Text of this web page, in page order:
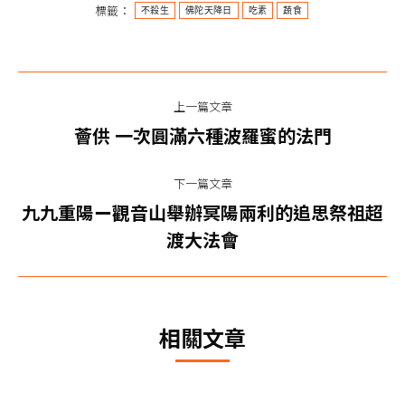
標籤：
不殺生 佛陀天降日 吃素 蔬食​
航
上一篇文章
上
篇
文
章：
薈供 一次圓滿六種波羅蜜的法門
下一篇文章
下
一
篇
章：
九九重陽ー觀音山舉辦冥陽兩利的追思祭祖超
渡大法會
相關文章